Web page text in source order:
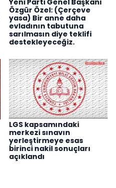
Yeni Parti Genel Başkanı
Özgür Özel: (Çerçeve
yasa) Bir anne daha
evladının tabutuna
sarılmasın diye teklifi
destekleyeceğiz.
LGS kapsamındaki
merkezi sınavın
yerleştirmeye esas
birinci nakil sonuçları
açıklandı